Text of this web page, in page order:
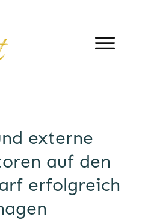
externe
auf den
erfolgreich